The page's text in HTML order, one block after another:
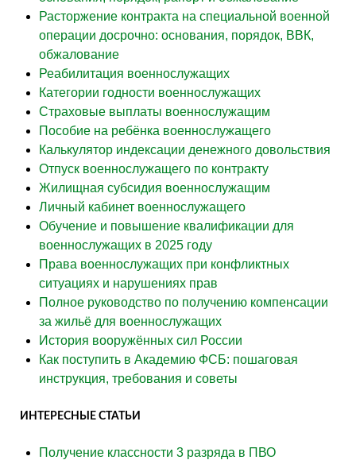
Расторжение контракта на специальной военной
операции досрочно: основания, порядок, ВВК,
обжалование
Реабилитация военнослужащих
Категории годности военнослужащих
Страховые выплаты военнослужащим
Пособие на ребёнка военнослужащего
Калькулятор индексации денежного довольствия
Отпуск военнослужащего по контракту
Жилищная субсидия военнослужащим
Личный кабинет военнослужащего
Обучение и повышение квалификации для
военнослужащих в 2025 году
Права военнослужащих при конфликтных
ситуациях и нарушениях прав
Полное руководство по получению компенсации
за жильё для военнослужащих
История вооружённых сил России
Как поступить в Академию ФСБ: пошаговая
инструкция, требования и советы
ИНТЕРЕСНЫЕ СТАТЬИ
Получение классности 3 разряда в ПВО